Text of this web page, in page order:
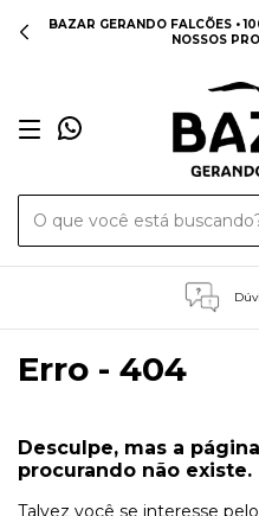
BAZAR GERANDO FALCÕES •
NOSSOS
Erro - 404
Desculpe, mas a
procurando não existe.
Talvez você se interesse